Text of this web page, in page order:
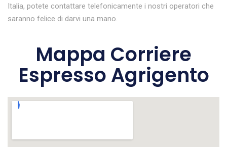
Italia, potete contattare telefonicamente i nostri operatori che
saranno felice di darvi una mano.
Mappa Corriere
Espresso Agrigento